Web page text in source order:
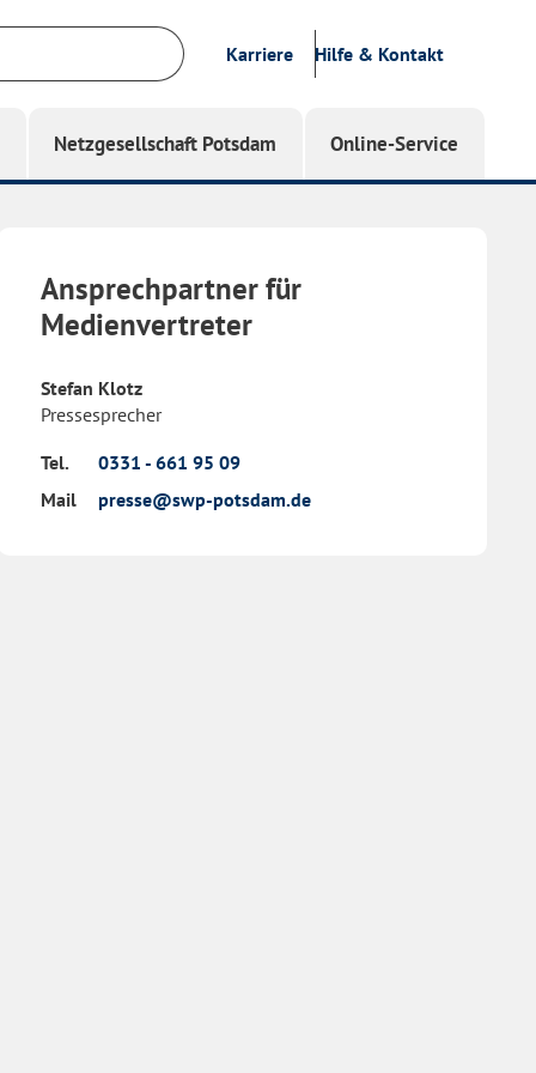
Karriere Hilfe & Kontakt
Netzgesellschaft Potsdam Online-Service
Ansprechpartner für
Medienvertreter
Stefan Klotz
Pressesprecher
Tel.
0331 - 661 95 09
Mail
presse@swp-potsdam.de